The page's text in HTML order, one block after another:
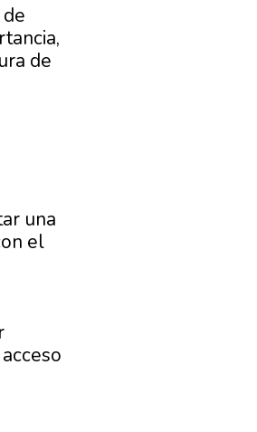
de
una
el